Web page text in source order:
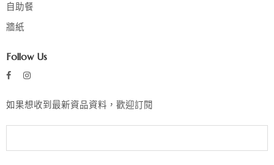
自助餐
牆紙
Follow Us
如果想收到最新資品資料，歡迎訂閱